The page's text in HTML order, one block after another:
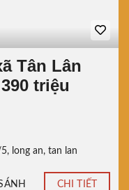
Tân Lân
triệu
5, long an, tan lan
CHI TIẾT